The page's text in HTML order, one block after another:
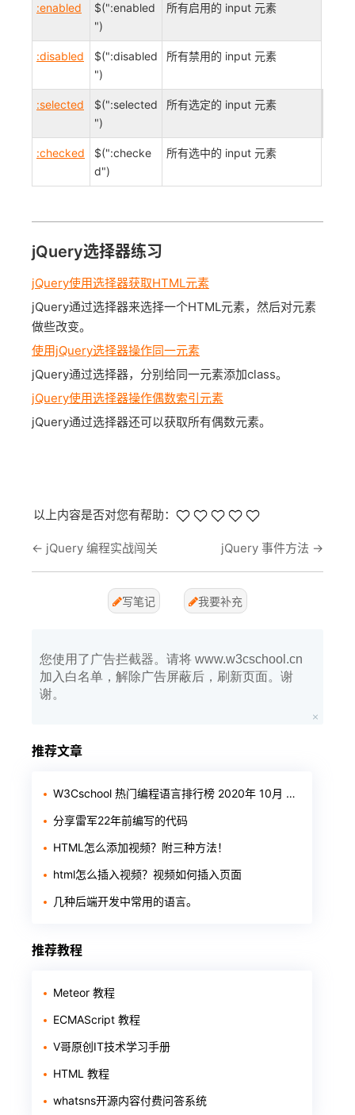
:enabled
$(":enabled
")
所有启用的 input 元素
:disabled
$(":disabled
")
所有禁用的 input 元素
:selected
$(":selected
")
所有选定的 input 元素
:checked
$(":checke
d")
所有选中的 input 元素
jQuery选择器练习
jQuery使用选择器获取HTML元素
jQuery通过选择器来选择一个HTML元素，然后对元素
做些改变。
使用jQuery选择器操作同一元素
jQuery通过选择器，分别给同一元素添加class。
jQuery使用选择器操作偶数索引元素
jQuery通过选择器还可以获取所有偶数元素。
以上内容是否对您有帮助：
← jQuery 编程实战闯关 jQuery 事件方法 →
写笔记 我要补充
您使用了广告拦截器。请将 www.w3cschool.cn
加入白名单，解除广告屏蔽后，刷新页面。谢
谢。
推荐文章
W3Cschool 热门编程语言排行榜 2020年 10月 TOP10
分享雷军22年前编写的代码
HTML怎么添加视频？附三种方法！
html怎么插入视频？视频如何插入页面
几种后端开发中常用的语言。
推荐教程
Meteor 教程
ECMAScript 教程
V哥原创IT技术学习手册
HTML 教程
whatsns开源内容付费问答系统